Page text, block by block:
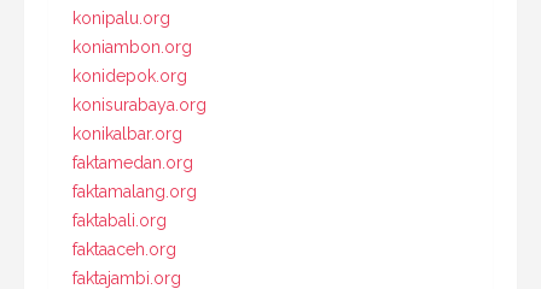
konipalu.org
koniambon.org
konidepok.org
konisurabaya.org
konikalbar.org
faktamedan.org
faktamalang.org
faktabali.org
faktaaceh.org
faktajambi.org